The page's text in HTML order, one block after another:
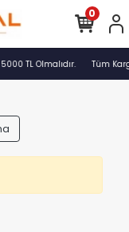
TL Olmalıdır. Tüm
0